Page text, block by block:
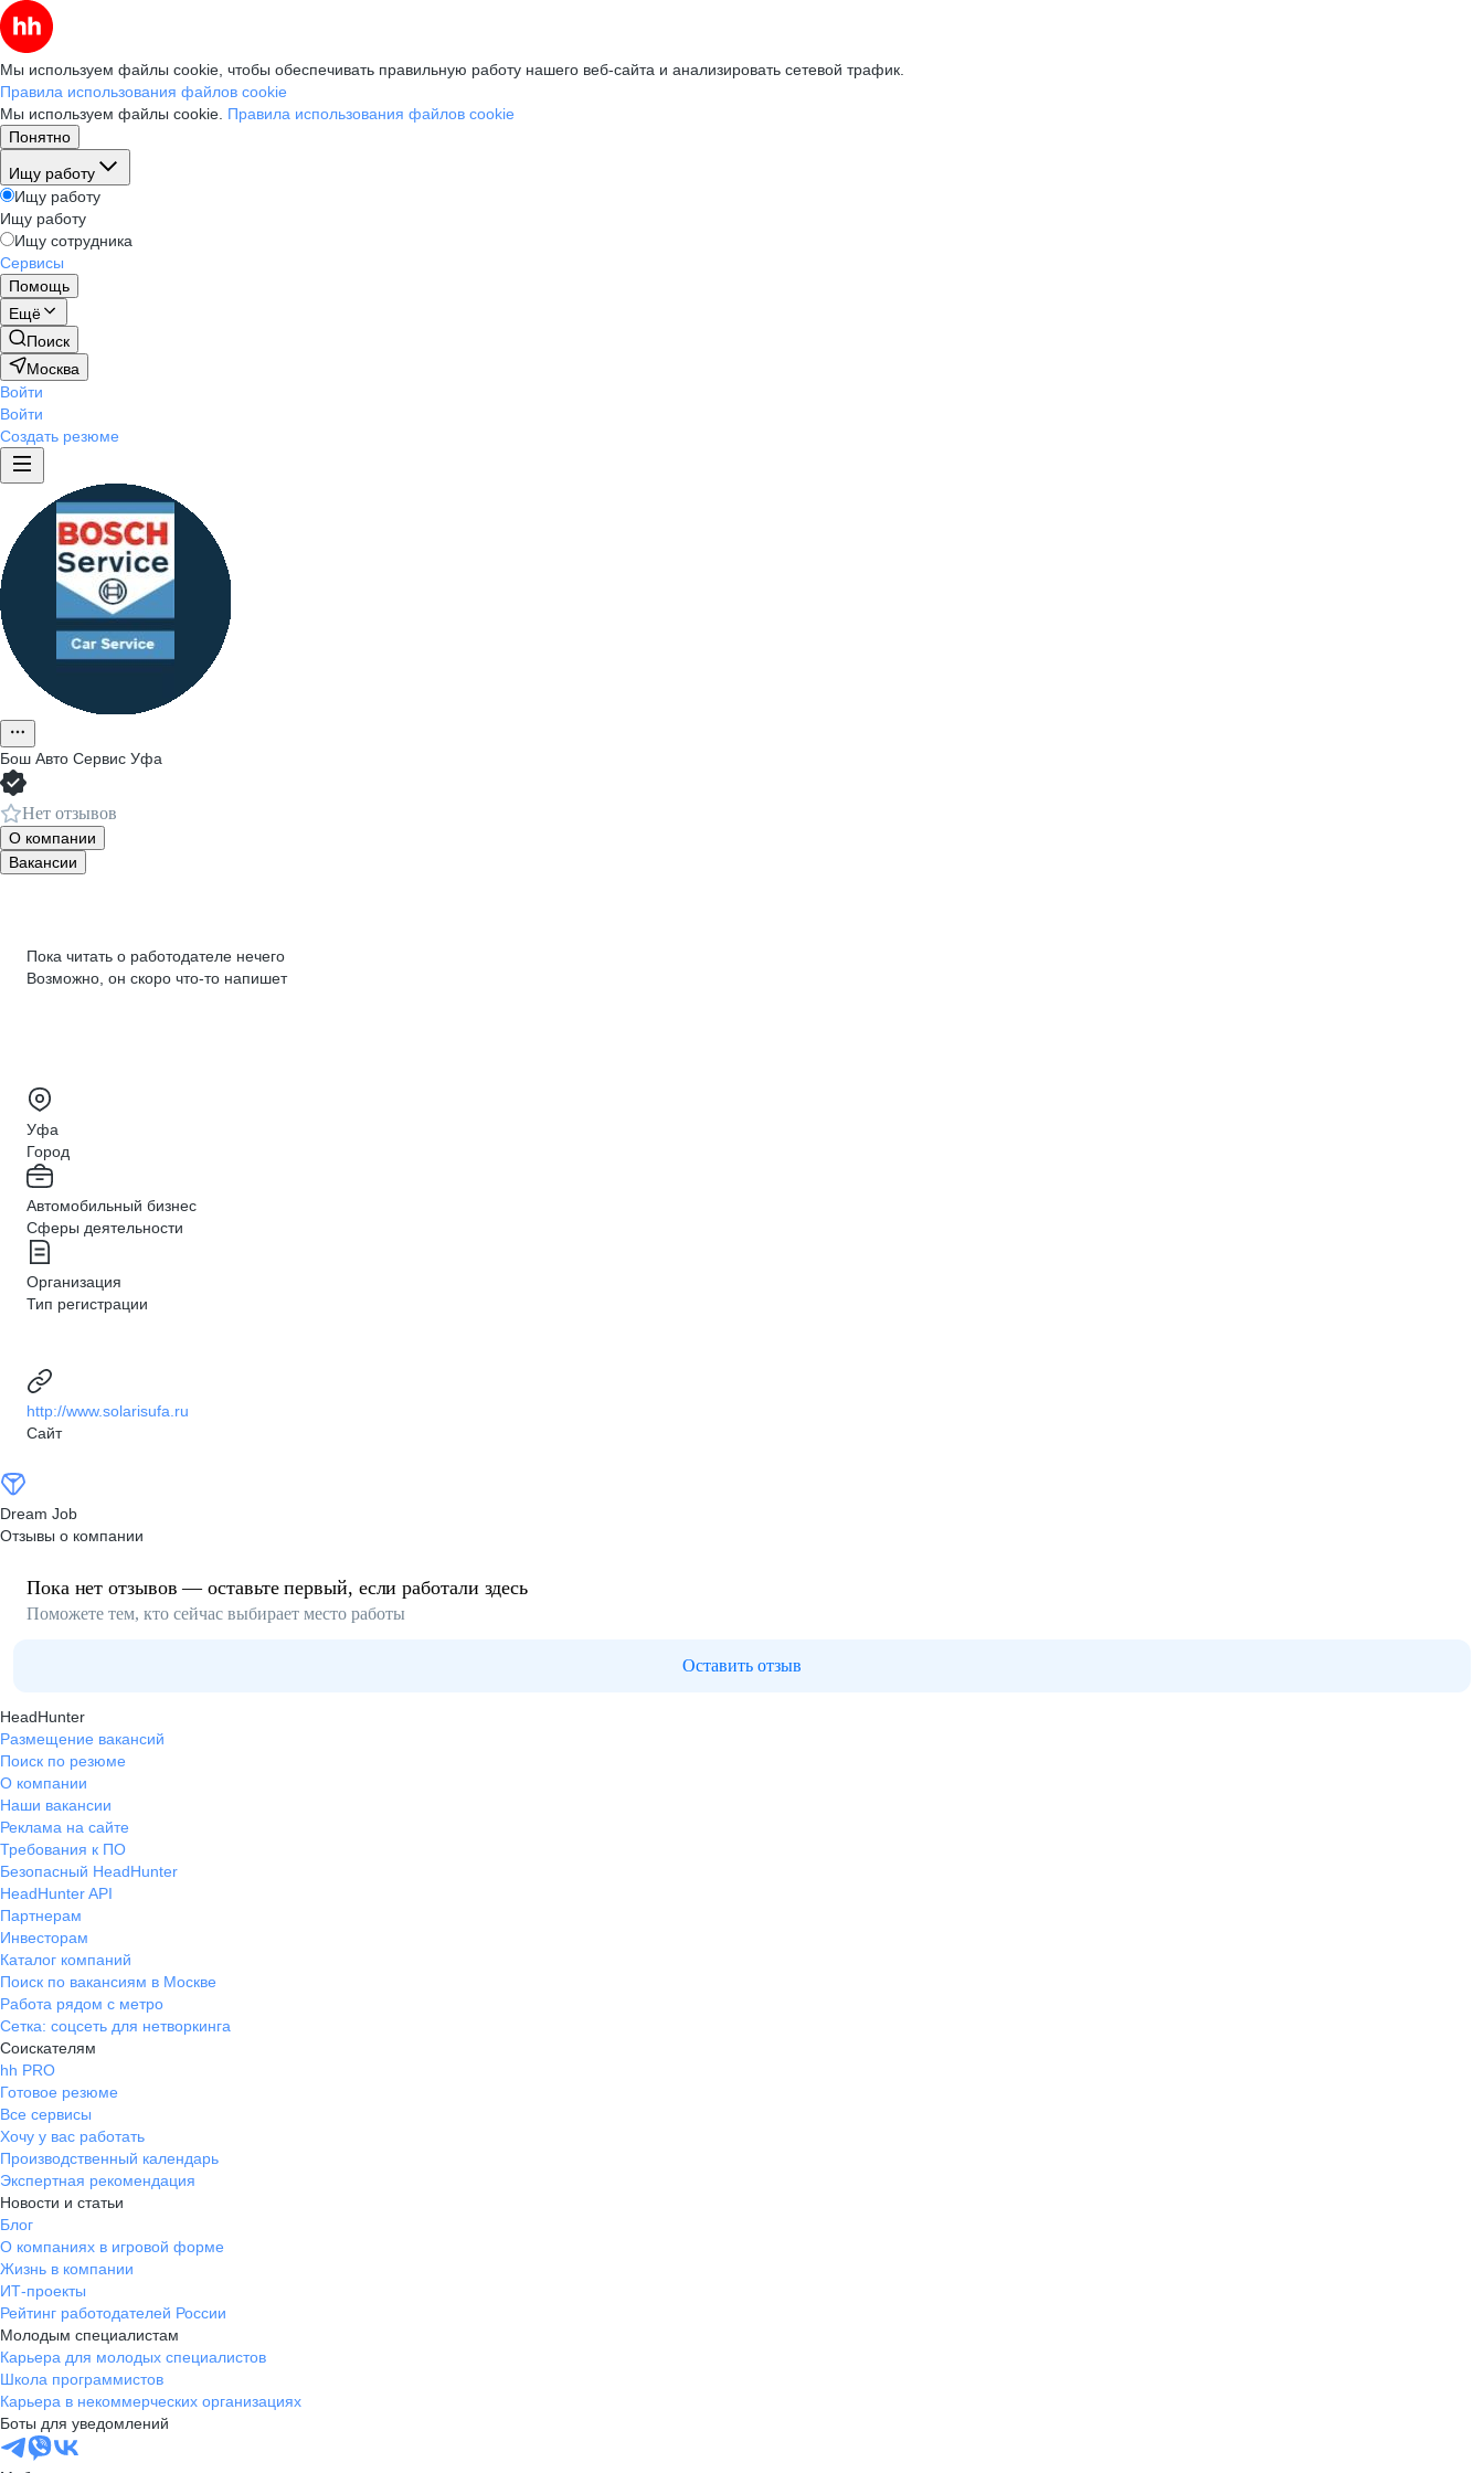
Мы используем файлы cookie, чтобы обеспечивать правильную работу нашего веб-сайта и анализировать сетевой трафик.
Правила использования файлов cookie
Мы используем файлы cookie. Правила использования файлов cookie
Понятно
Ищу работу
Ищу работу
Ищу работу
Ищу сотрудника
Сервисы
Помощь
Ещё
Поиск
Москва
Войти
Войти
Создать резюме
Бош Авто Сервис Уфа
Нет отзывов
О компании
Вакансии
Пока читать о работодателе нечего
Возможно, он скоро что‑то напишет
Уфа
Город
Автомобильный бизнес
Сферы деятельности
Организация
Тип регистрации
http://www.solarisufa.ru
Сайт
Dream Job
Отзывы о компании
Пока нет отзывов — оставьте первый, если работали здесь
Поможете тем, кто сейчас выбирает место работы
Оставить отзыв
HeadHunter
Размещение вакансий
Поиск по резюме
О компании
Наши вакансии
Реклама на сайте
Требования к ПО
Безопасный HeadHunter
HeadHunter API
Партнерам
Инвесторам
Каталог компаний
Поиск по вакансиям в Москве
Работа рядом с метро
Сетка: соцсеть для нетворкинга
Соискателям
hh PRO
Готовое резюме
Все сервисы
Хочу у вас работать
Производственный календарь
Экспертная рекомендация
Новости и статьи
Блог
О компаниях в игровой форме
Жизнь в компании
ИТ-проекты
Рейтинг работодателей России
Молодым специалистам
Карьера для молодых специалистов
Школа программистов
Карьера в некоммерческих организациях
Боты для уведомлений